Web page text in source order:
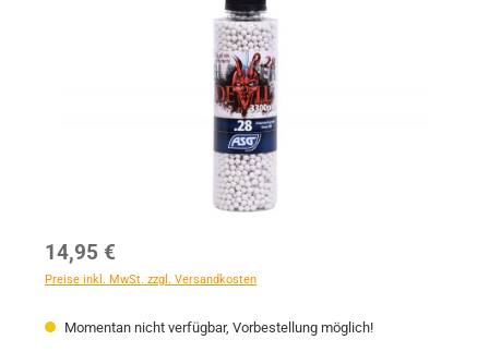
Regulärer Preis:
14,95 €
Preise inkl. MwSt. zzgl. Versandkosten
Momentan nicht verfügbar, Vorbestellung möglich!